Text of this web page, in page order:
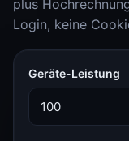
plus
Login, keine
Geräte-Leistung